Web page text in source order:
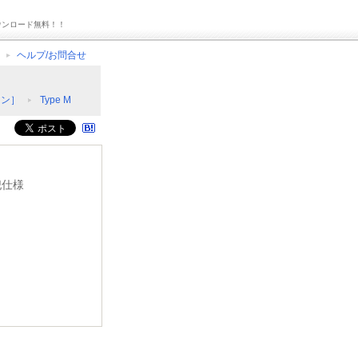
ロード無料！！
ヘルプ/お問合せ
］ Type M
様